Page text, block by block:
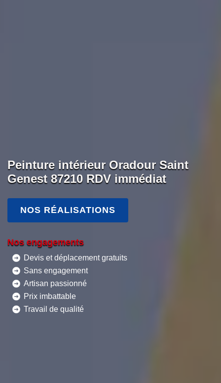
Peinture intérieur Oradour Saint
Genest 87210 RDV immédiat
NOS RÉALISATIONS
Nos engagements
Devis et déplacement gratuits
Sans engagement
Artisan passionné
Prix imbattable
Travail de qualité